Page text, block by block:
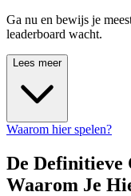
Ga nu en bewijs je
leaderboard wacht.
Lees meer
Waarom hier spelen?
De Definitieve
Waarom Je